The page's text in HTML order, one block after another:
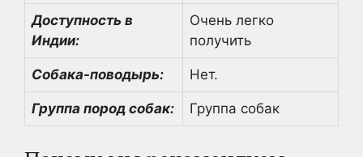
Доступность в
Индии:
Очень легко
получить
Собака-поводырь: Нет.
Группа пород собак: Группа собак